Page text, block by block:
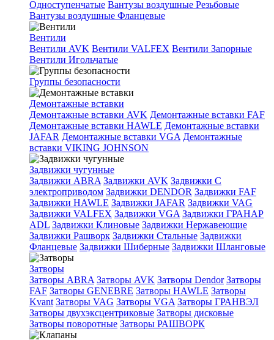
Одноступенчатые Вантузы воздушные Резьбовые
Вантузы воздушные Фланцевые
Вентили
Вентили AVK Вентили VALFEX Вентили Запорные
Вентили Игольчатые
Группы безопасности
Демонтажные вставки
Демонтажные вставки AVK Демонтажные вставки FAF
Демонтажные вставки HAWLE Демонтажные вставки
JAFAR Демонтажные вставки VGA Демонтажные
вставки VIKING JOHNSON
Задвижки чугунные
Задвижки ABRA Задвижки AVK Задвижки C
электроприводом Задвижки DENDOR Задвижки FAF
Задвижки HAWLE Задвижки JAFAR Задвижки VAG
Задвижки VALFEX Задвижки VGA Задвижки ГРАНАР
ADL Задвижки Клиновые Задвижки Нержавеющие
Задвижки Рашворк Задвижки Стальные Задвижки
Фланцевые Задвижки Шиберные Задвижки Шланговые
Затворы
Затворы ABRA Затворы AVK Затворы Dendor Затворы
FAF Затворы GENEBRE Затворы HAWLE Затворы
Kvant Затворы VAG Затворы VGA Затворы ГРАНВЭЛ
Затворы двухэксцентриковые Затворы дисковые
Затворы поворотные Затворы РАШВОРК